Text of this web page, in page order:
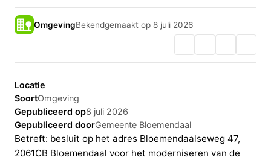
OmgevingBekendgemaakt op 8 juli 2026
Locatie
SoortOmgeving
Gepubliceerd op8 juli 2026
Gepubliceerd doorGemeente Bloemendaal
Betreft: besluit op het adres Bloemendaalseweg 47,
2061CB Bloemendaal voor het moderniseren van de